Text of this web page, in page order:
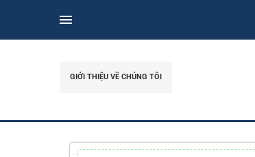
GIỚI THIỆU VỀ CHÚNG TÔI